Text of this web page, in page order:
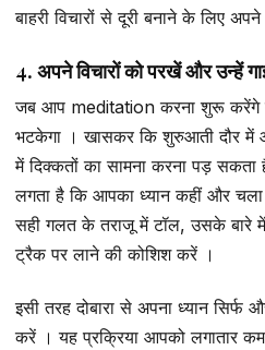
बाहरी विचारों से दूरी बनाने के लिए
4. अपने विचारों को परखें और उन्हें
जब आप meditation करना शुरू करेंगे
भटकेगा । खासकर कि शुरुआती दौर में
में दिक्कतों का सामना करना पड़
लगता है कि आपका ध्यान कहीं और चला
सही गलत के तराजू में टॉल, उसके बारे में
ट्रैक पर लाने की कोशिश करें ।
इसी तरह दोबारा से अपना ध्यान सिर्फ
करें । यह प्रक्रिया आपको लगातार